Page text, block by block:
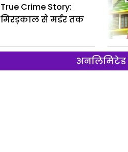
True Crime Story:
मिरड़काल से मर्डर तक